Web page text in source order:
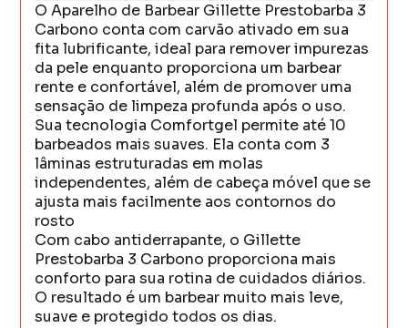
O Aparelho de Barbear Gillette Prestobarba 3
Carbono conta com carvão ativado em sua
fita lubrificante, ideal para remover impurezas
da pele enquanto proporciona um barbear
rente e confortável, além de promover uma
sensação de limpeza profunda após o uso.
Sua tecnologia Comfortgel permite até 10
barbeados mais suaves. Ela conta com 3
lâminas estruturadas em molas
independentes, além de cabeça móvel que se
ajusta mais facilmente aos contornos do
rosto
Com cabo antiderrapante, o Gillette
Prestobarba 3 Carbono proporciona mais
conforto para sua rotina de cuidados diários.
O resultado é um barbear muito mais leve,
suave e protegido todos os dias.